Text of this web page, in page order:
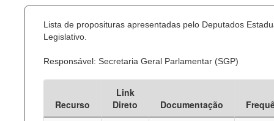
Lista de proposituras apresentadas pelo Deputados
Legislativo.
Responsável: Secretaria Geral Parlamentar (SGP)
Recurso
Link
Direto
Documentação